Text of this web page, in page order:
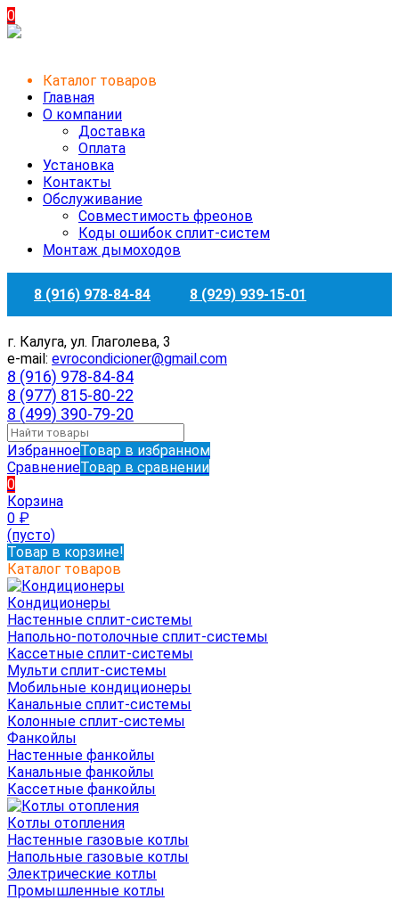
0
Каталог товаров
Главная
О компании
Доставка
Оплата
Установка
Контакты
Обслуживание
Совместимость фреонов
Коды ошибок сплит-систем
Монтаж дымоходов
8 (916) 978-84-84 8 (929) 939-15-01
г. Калуга, ул. Глаголева, 3
e-mail: evrocondicioner@gmail.com
8 (916) 978-84-84
8 (977) 815-80-22
8 (499) 390-79-20
ИзбранноеТовар в избранном
СравнениеТовар в сравнении
0
Корзина
0 ₽
(пусто)
Товар в корзине!
Каталог товаров
Кондиционеры
Настенные сплит-системы
Напольно-потолочные сплит-системы
Кассетные сплит-системы
Мульти сплит-системы
Мобильные кондиционеры
Канальные сплит-системы
Колонные сплит-системы
Фанкойлы
Настенные фанкойлы
Канальные фанкойлы
Кассетные фанкойлы
Котлы отопления
Настенные газовые котлы
Напольные газовые котлы
Электрические котлы
Промышленные котлы